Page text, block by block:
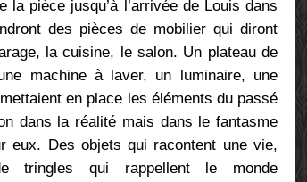
la pièce jusqu’à l’arrivée de Louis dans
des pièces de mobilier qui diront
la cuisine, le salon. Un plateau de
machine à laver, un luminaire, une
en place les éléments du passé
dans la réalité mais dans le fantasme
eux. Des objets qui racontent une vie,
tringles qui rappellent le monde